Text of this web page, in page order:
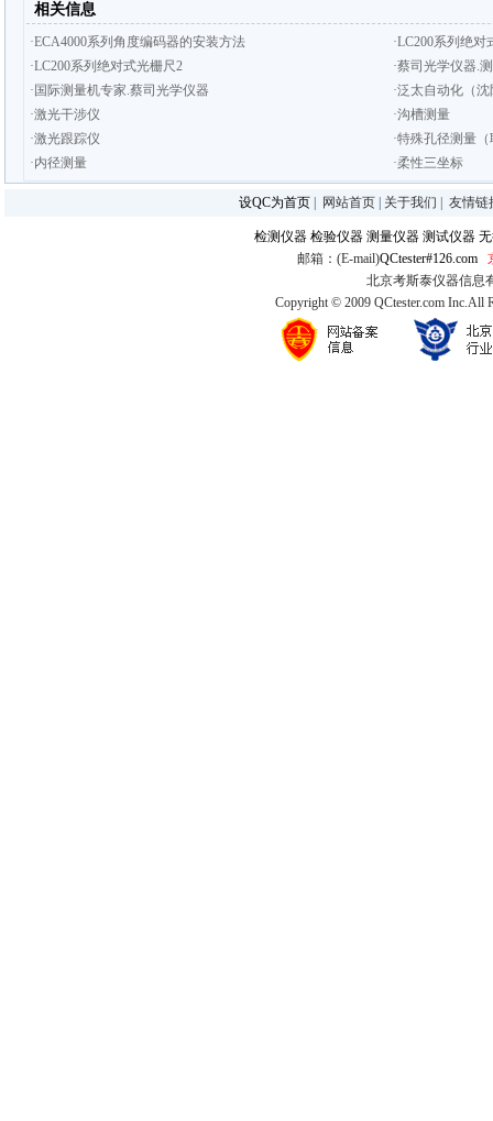
相关信息
·ECA4000系列角度编码器的安装方法
·LC200系列绝对
·LC200系列绝对式光栅尺2
·蔡司光学仪器.
·国际测量机专家.蔡司光学仪器
·泛太自动化（
·激光干涉仪
·沟槽测量
·激光跟踪仪
·特殊孔径测量
·内径测量
·柔性三坐标
设QC为首页 网站首页 关于我们 友情链
检测仪器 检验仪器 测量仪器 测试仪器
邮箱：(E-mail)QCtester#126.com
北京考斯泰仪器信息
Copyright © 2009 QCtester.com Inc.All